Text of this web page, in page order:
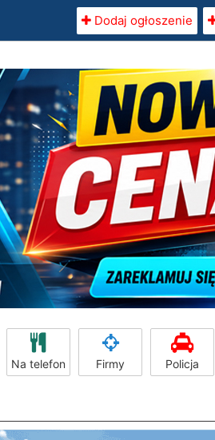
Dodaj ogłoszenie
Na telefon Firmy Policja